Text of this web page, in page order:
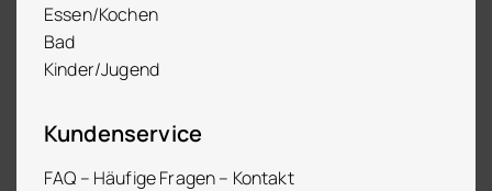
Essen/Kochen
Bad
Kinder/Jugend
Kundenservice
FAQ – Häufige Fragen – Kontakt